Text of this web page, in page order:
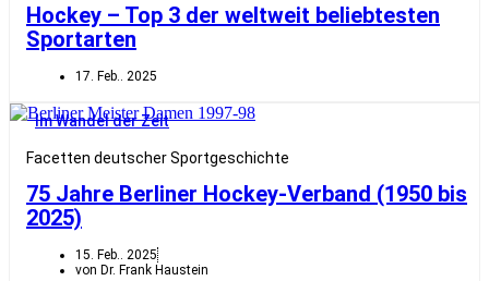
Hockey – Top 3 der weltweit beliebtesten
Sportarten
17. Feb.. 2025
Im Wandel der Zeit
Facetten deutscher Sportgeschichte
75 Jahre Berliner Hockey-Verband (1950 bis
2025)
15. Feb.. 2025
von Dr. Frank Haustein